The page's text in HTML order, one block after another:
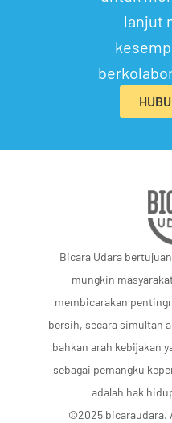
lanjut
Bicara Udara
mungkin
membicarakan
bersih, secara simultan
bahkan arah kebijakan
sebagai pemangku
adalah hak
©2025 bicaraudara.